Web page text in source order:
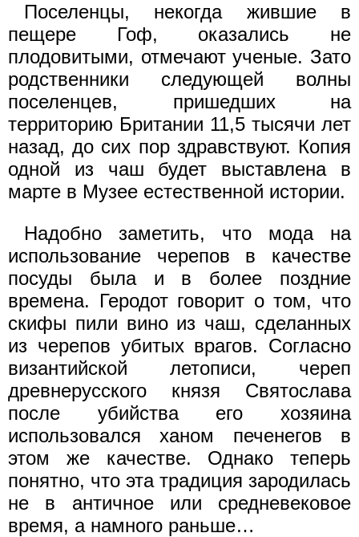
Поселенцы, некогда жившие в
пещере Гоф, оказались не
плодовитыми, отмечают ученые. Зато
родственники следующей волны
поселенцев, пришедших на
территорию Британии 11,5 тысячи лет
назад, до сих пор здравствуют. Копия
одной из чаш будет выставлена в
марте в Музее естественной истории.
Надобно заметить, что мода на
использование черепов в качестве
посуды была и в более поздние
времена. Геродот говорит о том, что
скифы пили вино из чаш, сделанных
из черепов убитых врагов. Согласно
византийской летописи, череп
древнерусского князя Святослава
после убийства его хозяина
использовался ханом печенегов в
этом же качестве. Однако теперь
понятно, что эта традиция зародилась
не в античное или средневековое
время, а намного раньше…